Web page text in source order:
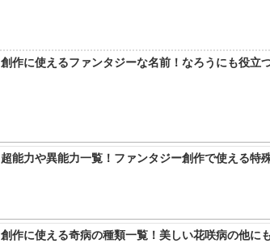
創作に使えるファンタジーな名前！なろうにも役立
超能力や異能力一覧！ファンタジー創作で使える特
創作に使える奇病の種類一覧！美しい花咲病の他に